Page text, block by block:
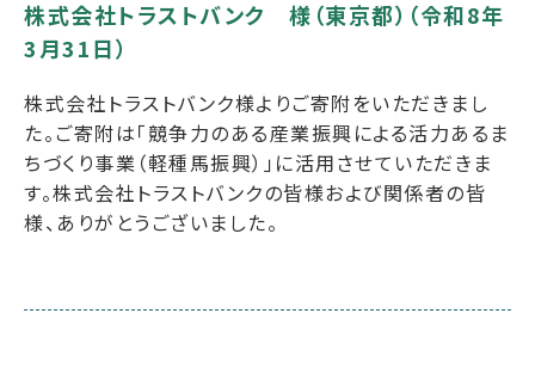
株式会社トラストバンク 様（東京都）（令和8年
3月31日）
株式会社トラストバンク様よりご寄附をいただきまし
た。ご寄附は「競争力のある産業振興による活力あるま
ちづくり事業（軽種馬振興）」に活用させていただきま
す。株式会社トラストバンクの皆様および関係者の皆
様、ありがとうございました。